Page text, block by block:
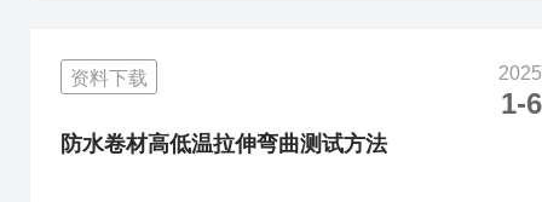
资料下载 2025
1-6
防水卷材高低温拉伸弯曲测试方法